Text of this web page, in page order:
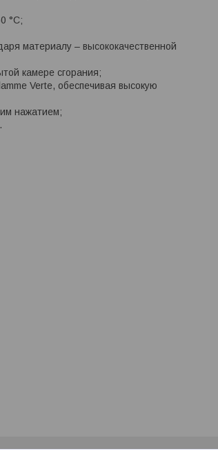
°C;
материалу – высококачественной
камере сгорания;
Verte, обеспечивая высокую
нажатием;